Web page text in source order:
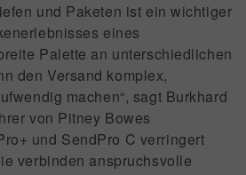
und Paketen ist ein wichtiger
eines
Palette an unterschiedlichen
den Versand komplex,
machen“, sagt Burkhard
von Pitney Bowes
und SendPro C verringert
verbinden anspruchsvolle